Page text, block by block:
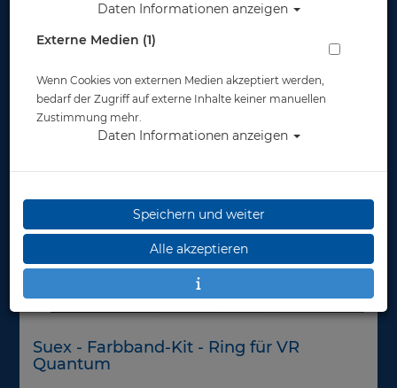
Suex - Farbband-Kit - Ring für VR
Quantum
Daten Informationen anzeigen
Externe Medien (1)
Wenn Cookies von externen Medien akzeptiert werden,
bedarf der Zugriff auf externe Inhalte keiner manuellen
Zustimmung mehr.
Daten Informationen anzeigen
Speichern und weiter
Alle akzeptieren